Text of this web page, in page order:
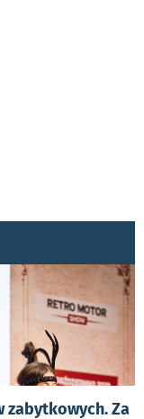
zabytkowych. Za